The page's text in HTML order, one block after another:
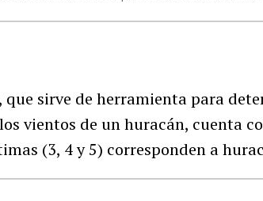
, que sirve de herramienta para
vientos de un huracán, cuenta
(3, 4 y 5) corresponden a